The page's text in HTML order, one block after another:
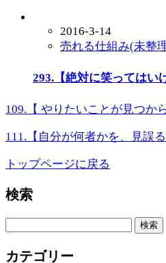
2016-3-14
売れる仕組み(未整理
293.【絶対に笑ってはい
109.【 やりたいことが見つか
111.【自分が何者かを、見誤る
トップページに戻る
検索
カテゴリー